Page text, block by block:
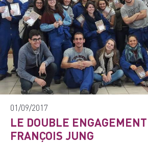
01/09/2017
LE DOUBLE
FRANÇOIS JUNG